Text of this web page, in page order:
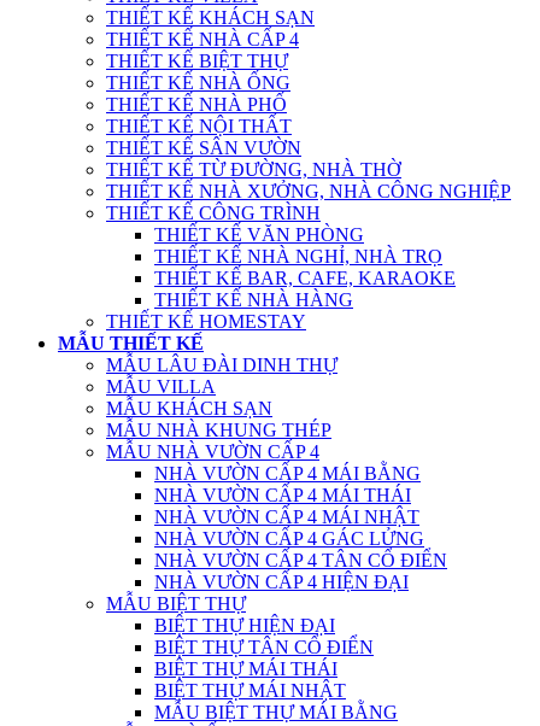
THIẾT KẾ KHÁCH SẠN
THIẾT KẾ NHÀ CẤP 4
THIẾT KẾ BIỆT THỰ
THIẾT KẾ NHÀ ỐNG
THIẾT KẾ NHÀ PHỐ
THIẾT KẾ NỘI THẤT
THIẾT KẾ SÂN VƯỜN
THIẾT KẾ TỪ ĐƯỜNG, NHÀ THỜ
THIẾT KẾ NHÀ XƯỞNG, NHÀ CÔNG NGHIỆP
THIẾT KẾ CÔNG TRÌNH
THIẾT KẾ VĂN PHÒNG
THIẾT KẾ NHÀ NGHỈ, NHÀ TRỌ
THIẾT KẾ BAR, CAFE, KARAOKE
THIẾT KẾ NHÀ HÀNG
THIẾT KẾ HOMESTAY
MẪU THIẾT KẾ
MẪU LÂU ĐÀI DINH THỰ
MẪU VILLA
MẪU KHÁCH SẠN
MẪU NHÀ KHUNG THÉP
MẪU NHÀ VƯỜN CẤP 4
NHÀ VƯỜN CẤP 4 MÁI BẰNG
NHÀ VƯỜN CẤP 4 MÁI THÁI
NHÀ VƯỜN CẤP 4 MÁI NHẬT
NHÀ VƯỜN CẤP 4 GÁC LỬNG
NHÀ VƯỜN CẤP 4 TÂN CỔ ĐIỂN
NHÀ VƯỜN CẤP 4 HIỆN ĐẠI
MẪU BIỆT THỰ
BIỆT THỰ HIỆN ĐẠI
BIỆT THỰ TÂN CỔ ĐIỂN
BIỆT THỰ MÁI THÁI
BIỆT THỰ MÁI NHẬT
MẪU BIỆT THỰ MÁI BẰNG